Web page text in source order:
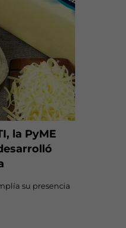
la PyME
su presencia